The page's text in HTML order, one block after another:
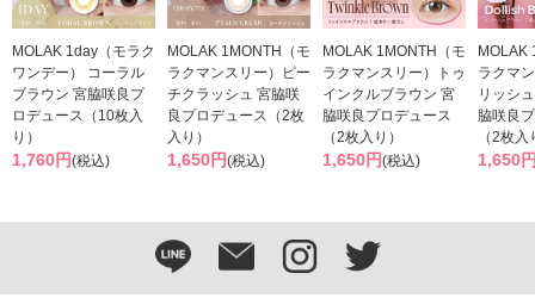
MOLAK 1day（モラク
ワンデー） コーラル
ブラウン 宮脇咲良プ
ロデュース（10枚入
り）
1,760円(税込)
MOLAK 1MONTH（モ
ラクマンスリー）ピー
チクラッシュ 宮脇咲
良プロデュース（2枚
入り）
1,650円(税込)
MOLAK 1MONTH（モ
ラクマンスリー）トゥ
インクルブラウン 宮
脇咲良プロデュース
（2枚入り）
1,650円(税込)
MOLAK
ラクマ
リッシ
脇咲良
（2枚入
1,650